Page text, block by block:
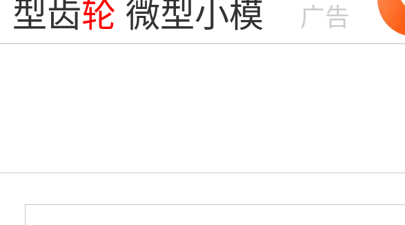
型齿轮 微型小模数齿
广告